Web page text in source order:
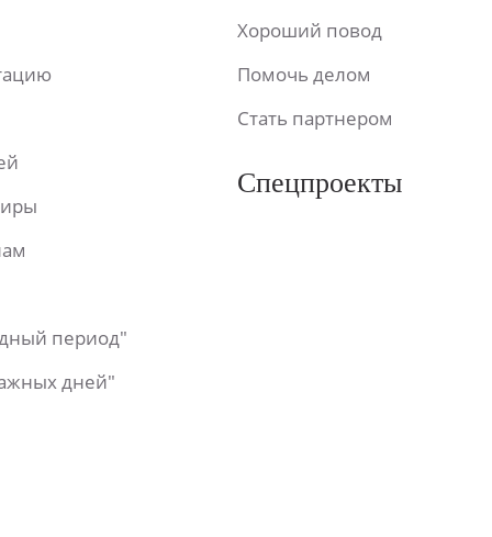
период"
дней"
Хороший повод
Помочь делом
Стать партнером
Спецпроекты